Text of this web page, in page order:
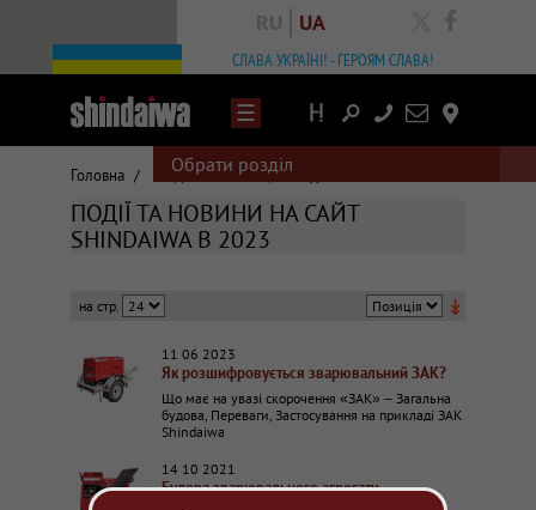
СЛАВА УКРАЇНІ! - ГЕРОЯМ СЛАВА!
RU UA facebook
Написати
лист
Контакты
Головна / Події та новини /
ПОДІЇ ТА НОВИНИ НА САЙТ
SHINDAIWA В 2023
Обрати розділ
↡
11 06 2023
Як розшифровується зварювальний ЗАК?
Що має на увазі скорочення «ЗАК» – Загальна
будова, Переваги, Застосування на прикладі ЗАК
Shindaiwa
14 10 2021
Будова зварювального агрегату